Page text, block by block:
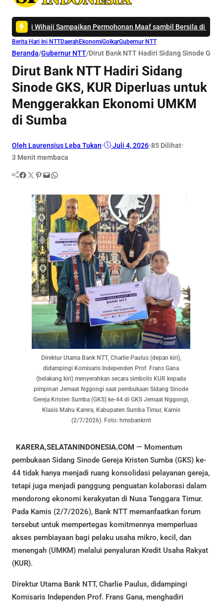
Sampaikan Permohonan Maaf sambil Bersila di Masjid
Berita Hari Ini NTTDaerah EkonomiGolkarGubernur NTT
Beranda/Gubernur NTT/Dirut Bank NTT Hadiri Sidang Sinode
Dirut Bank NTT Hadiri Sidang
Sinode GKS, KUR Diperluas untuk
Menggerakkan Ekonomi UMKM
di Sumba
Oleh Laurensius Leba Tukan• Juli 4, 2026•85 Dilihat•
3 Menit membaca
Facebook Twitter Pinterest Mail WhatsApp
Direktur Utama Bank NTT, Charlie Paulus (depan kiri),
didampingi Komisaris Independen Prof. Frans Gana
(belakang kiri) menyerahkan secara simbolis KUR kepada
pimpinan Jemaat Nggongi saat pembukaan Sidang Sinode
Gereja Kristen Sumba (GKS) ke-44 di GKS Jemaat Nggongi,
Klasis Mahu Karera, Kabupaten Sumba Timur, Kamis
(2/7/2026). Foto: hmsbankntt
KARERA,SELATANINDONESIA.COM — Momentum
pembukaan Sidang Sinode Gereja Kristen Sumba (GKS) ke-
44 tidak hanya menjadi ruang konsolidasi pelayanan gereja,
tetapi juga menjadi panggung penguatan kolaborasi dalam
mendorong ekonomi kerakyatan di Nusa Tenggara Timur.
Pada Kamis (2/7/2026), Bank NTT memanfaatkan forum
tersebut untuk mempertegas komitmennya memperluas
akses pembiayaan bagi pelaku usaha mikro, kecil, dan
menengah (UMKM) melalui penyaluran Kredit Usaha Rakyat
(KUR).
Direktur Utama Bank NTT, Charlie Paulus, didampingi
Komisaris Independen Prof. Frans Gana, menghadiri